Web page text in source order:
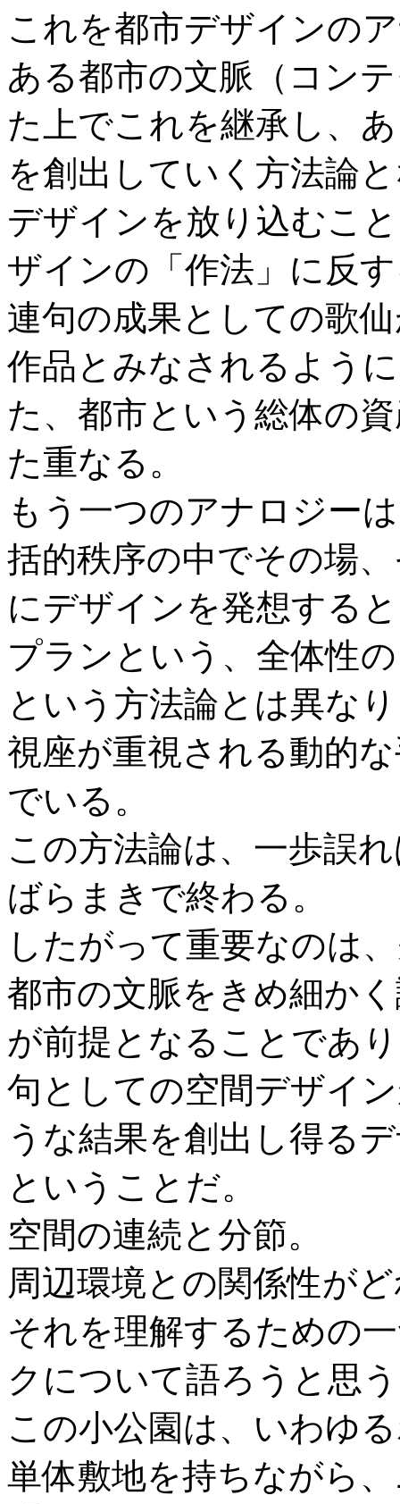
これを都市デザインの
ある都市の文脈（コン
た上でこれを継承し、
を創出していく方法論
デザインを放り込むこ
ザインの「作法」に反
連句の成果としての歌
作品とみなされるよう
た、都市という総体の
た重なる。
もう一つのアナロジー
括的秩序の中でその場
にデザインを発想する
プランという、全体性
という方法論とは異な
視座が重視される動的
でいる。
この方法論は、一歩誤
ばらまきで終わる。
したがって重要なのは
都市の文脈をきめ細か
が前提となることであ
句としての空間デザイ
うな結果を創出し得る
ということだ。
空間の連続と分節。
周辺環境との関係性が
それを理解するための
クについて語ろうと思
この小公園は、いわゆ
単体敷地を持ちながら